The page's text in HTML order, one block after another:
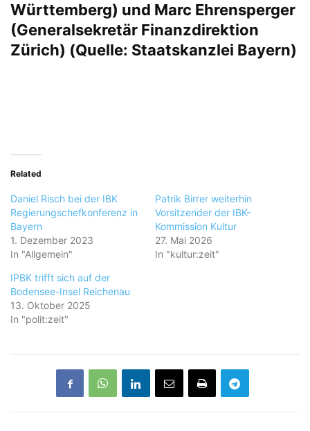
Württemberg) und Marc Ehrensperger
(Generalsekretär Finanzdirektion
Zürich) (Quelle: Staatskanzlei Bayern)
Related
Daniel Risch bei der IBK
Regierungschefkonferenz in
Bayern
1. Dezember 2023
In "Allgemein"
Patrik Birrer weiterhin
Vorsitzender der IBK-
Kommission Kultur
27. Mai 2026
In "kultur:zeit"
IPBK trifft sich auf der
Bodensee-Insel Reichenau
13. Oktober 2025
In "polit:zeit"